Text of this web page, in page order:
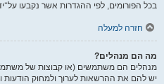
בכל הפורומים, לפי ההגדרות אשר נקבעו
חזרה למעלה
מה הם מנהלים?
מנהלים הם משתמשים (או קבוצות של
יש להם את ההרשאות לערוך ולמחוק הודעות